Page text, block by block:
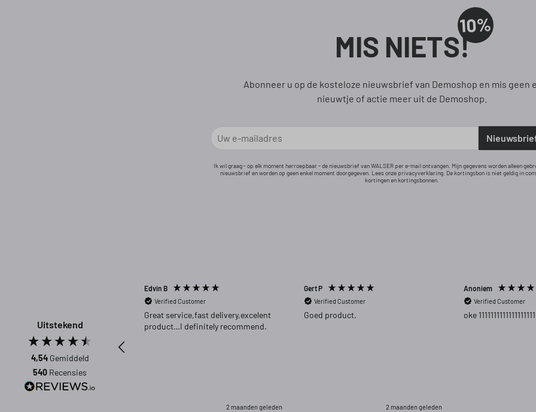
MIS NIETS!
10%
Abonneer u op de kosteloze nieuwsbrief van Demoshop en mis geen
nieuwtje of actie meer uit de Demoshop.
Ik wil graag - op elk moment herroepbaar - de nieuwsbrief van WALSER per e-mail ontvangen. Mijn gegevens worden alleen
nieuwsbrief en worden op geen enkel moment doorgegeven. Lees onze privacyverklaring. De kortingsbon is niet geldig in
kortingen en kortingsbonnen.
Uitstekend
4,54 Gemiddeld
540 Recensies
Edvin B
Verified Customer
Great service,fast delivery,excelent
product…I definitely recommend.
2 maanden geleden
Gert P
Verified Customer
Goed product.
2 maanden geleden
Anoniem
Verified Customer
oke